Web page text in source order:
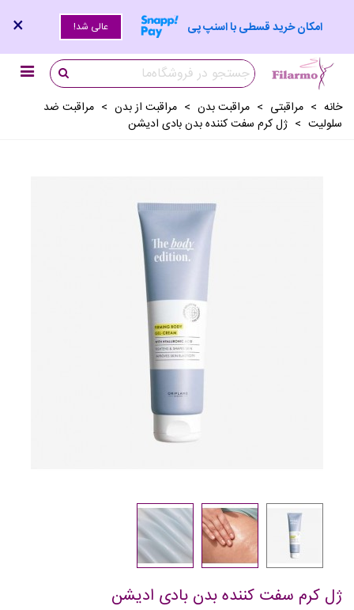
امکان خرید قسطی با اسنپ پی عالی شد! ×
خانه > مراقبتی > مراقبت بدن > مراقبت از بدن > مراقبت ضد
سلوليت > ژل کرم سفت کننده بدن بادی ادیشن
ژل کرم سفت کننده بدن بادی ادیشن